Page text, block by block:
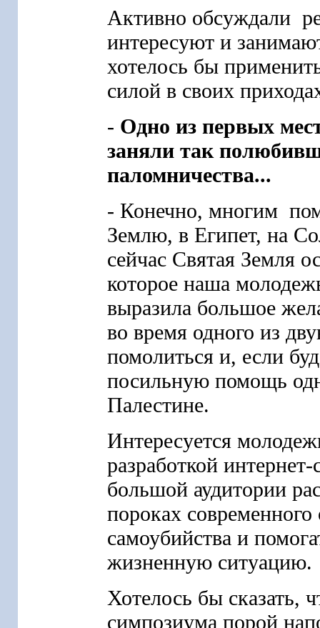
Активно обсуждали
интересуют и
хотелось бы
силой в своих
- Одно из первых
заняли так
паломничества...
- Конечно, многим
Землю, в Египет, на
сейчас Святая Земля
которое наша
выразила большое
во время одного из
помолиться и, если
посильную помощь
Палестине.
Интересуется
разработкой
большой аудитории
пороках
самоубийства и
жизненную ситуацию.
Хотелось бы сказать,
симпозиума порой